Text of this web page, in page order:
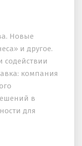
Новые
и другое.
содействии
компания
в
для